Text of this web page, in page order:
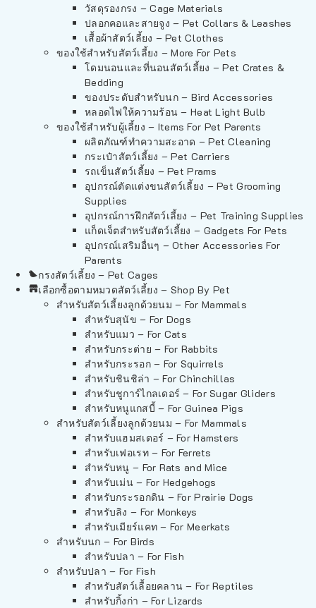
วัสดุรองกรง – Cage Materials
ปลอกคอและสายจูง – Pet Collars & Leashes
เสื้อผ้าสัตว์เลี้ยง – Pet Clothes
ของใช้สำหรับสัตว์เลี้ยง – More For Pets
โดมนอนและที่นอนสัตว์เลี้ยง – Pet Crates &
Bedding
ของประดับสำหรับนก – Bird Accessories
หลอดไฟให้ความร้อน – Heat Light Bulb
ของใช้สำหรับผู้เลี้ยง – Items For Pet Parents
ผลิตภัณฑ์ทำความสะอาด – Pet Cleaning
กระเป๋าสัตว์เลี้ยง – Pet Carriers
รถเข็นสัตว์เลี้ยง – Pet Prams
อุปกรณ์ตัดแต่งขนสัตว์เลี้ยง – Pet Grooming
Supplies
อุปกรณ์การฝึกสัตว์เลี้ยง – Pet Training Supplies
แก็ดเจ็ตสำหรับสัตว์เลี้ยง – Gadgets For Pets
อุปกรณ์เสริมอื่นๆ – Other Accessories For
Parents
กรงสัตว์เลี้ยง – Pet Cages
เลือกซื้อตามหมวดสัตว์เลี้ยง – Shop By Pet
สำหรับสัตว์เลี้ยงลูกด้วยนม – For Mammals
สำหรับสุนัข – For Dogs
สำหรับแมว – For Cats
สำหรับกระต่าย – For Rabbits
สำหรับกระรอก – For Squirrels
สำหรับชินชิล่า – For Chinchillas
สำหรับชูการ์ไกลเดอร์ – For Sugar Gliders
สำหรับหนูแกสบี้ – For Guinea Pigs
สำหรับสัตว์เลี้ยงลูกด้วยนม – For Mammals
สำหรับแฮมสเตอร์ – For Hamsters
สำหรับเฟอเรท – For Ferrets
สำหรับหนู – For Rats and Mice
สำหรับเม่น – For Hedgehogs
สำหรับกระรอกดิน – For Prairie Dogs
สำหรับลิง – For Monkeys
สำหรับเมียร์แคท – For Meerkats
สำหรับนก – For Birds
สำหรับปลา – For Fish
สำหรับปลา – For Fish
สำหรับสัตว์เลื้อยคลาน – For Reptiles
สำหรับกิ้งก่า – For Lizards